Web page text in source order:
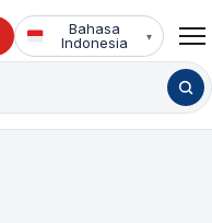
Bahasa
Indonesia
▾